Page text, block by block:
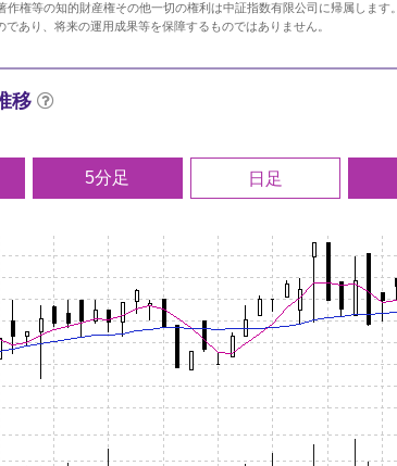
権等の知的財産権その他一切の権利は中証指数有限公司に帰属します。
あり、将来の運用成果等を保障するものではありません。
移
5分足 日足